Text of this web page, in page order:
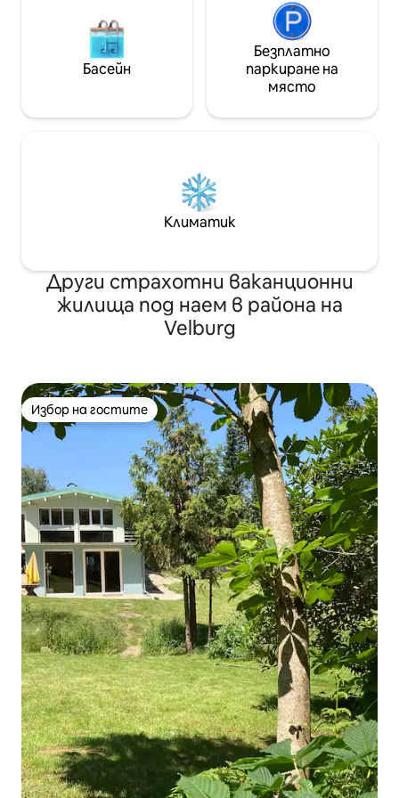
Басейн
Безплатно
паркиране на
място
Климатик
Други страхотни ваканционни
жилища под наем в района на
Velburg
Избор на гостите
Избор на гостите